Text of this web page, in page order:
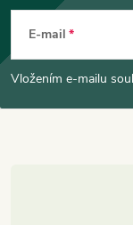
p
E-mail
Vložením e-mailu